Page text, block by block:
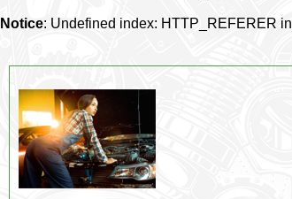
Notice: Undefined index: HTTP_REFERER in